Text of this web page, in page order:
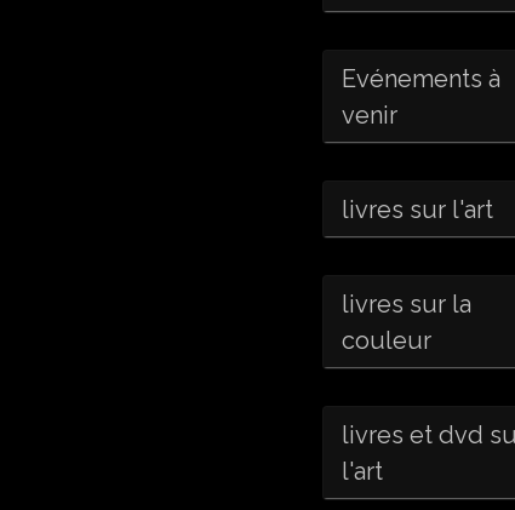
Evénements à
venir
livres sur l'art
livres sur la
couleur
livres et dvd
l'art